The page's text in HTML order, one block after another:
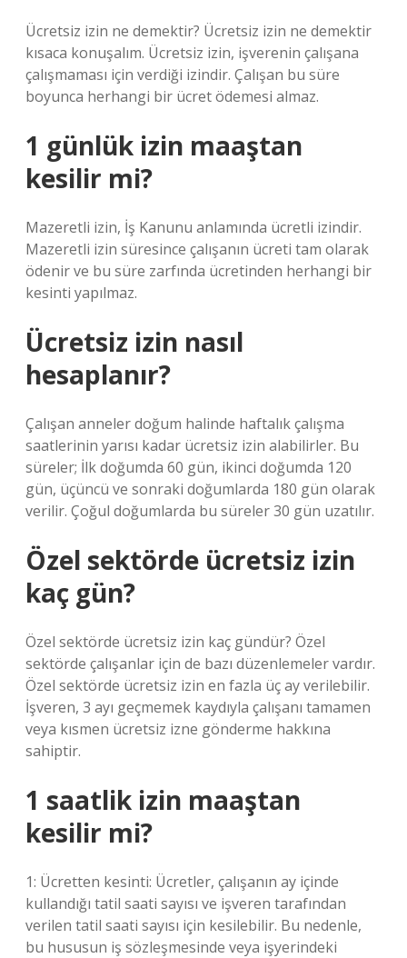
Ücretsiz izin ne demektir? Ücretsiz izin ne demektir
kısaca konuşalım. Ücretsiz izin, işverenin çalışana
çalışmaması için verdiği izindir. Çalışan bu süre
boyunca herhangi bir ücret ödemesi almaz.
1 günlük izin maaştan
kesilir mi?
Mazeretli izin, İş Kanunu anlamında ücretli izindir.
Mazeretli izin süresince çalışanın ücreti tam olarak
ödenir ve bu süre zarfında ücretinden herhangi bir
kesinti yapılmaz.
Ücretsiz izin nasıl
hesaplanır?
Çalışan anneler doğum halinde haftalık çalışma
saatlerinin yarısı kadar ücretsiz izin alabilirler. Bu
süreler; İlk doğumda 60 gün, ikinci doğumda 120
gün, üçüncü ve sonraki doğumlarda 180 gün olarak
verilir. Çoğul doğumlarda bu süreler 30 gün uzatılır.
Özel sektörde ücretsiz izin
kaç gün?
Özel sektörde ücretsiz izin kaç gündür? Özel
sektörde çalışanlar için de bazı düzenlemeler vardır.
Özel sektörde ücretsiz izin en fazla üç ay verilebilir.
İşveren, 3 ayı geçmemek kaydıyla çalışanı tamamen
veya kısmen ücretsiz izne gönderme hakkına
sahiptir.
1 saatlik izin maaştan
kesilir mi?
1: Ücretten kesinti: Ücretler, çalışanın ay içinde
kullandığı tatil saati sayısı ve işveren tarafından
verilen tatil saati sayısı için kesilebilir. Bu nedenle,
bu hususun iş sözleşmesinde veya işyerindeki